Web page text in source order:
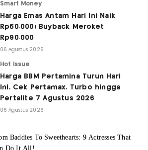
Smart Money
Harga Emas Antam Hari Ini Naik
Rp50.000! Buyback Meroket
Rp90.000
06 Agustus 2026
Hot Issue
Harga BBM Pertamina Turun Hari
Ini, Cek Pertamax, Turbo hingga
Pertalite 7 Agustus 2026
06 Agustus 2026